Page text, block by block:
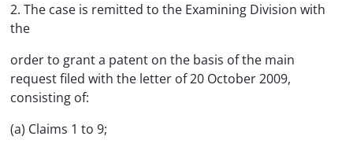
2. The case is remitted to the Examining Division with
the
order to grant a patent on the basis of the main
request filed with the letter of 20 October 2009,
consisting of:
(a) Claims 1 to 9;